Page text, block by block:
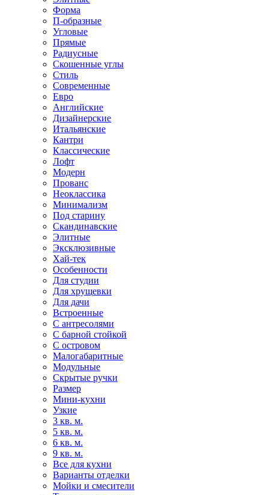
Форма
П-образные
Угловые
Прямые
Радиусные
Скошенные углы
Стиль
Современные
Евро
Английские
Дизайнерские
Итальянские
Кантри
Классические
Лофт
Модерн
Прованс
Неоклассика
Минимализм
Под старину
Скандинавские
Элитные
Эксклюзивные
Хай-тек
Особенности
Для студии
Для хрущевки
Для дачи
Встроенные
С антресолями
С барной стойкой
С островом
Малогабаритные
Модульные
Скрытые ручки
Размер
Мини-кухни
Узкие
3 кв. м.
5 кв. м.
6 кв. м.
9 кв. м.
Все для кухни
Варианты отделки
Мойки и смесители